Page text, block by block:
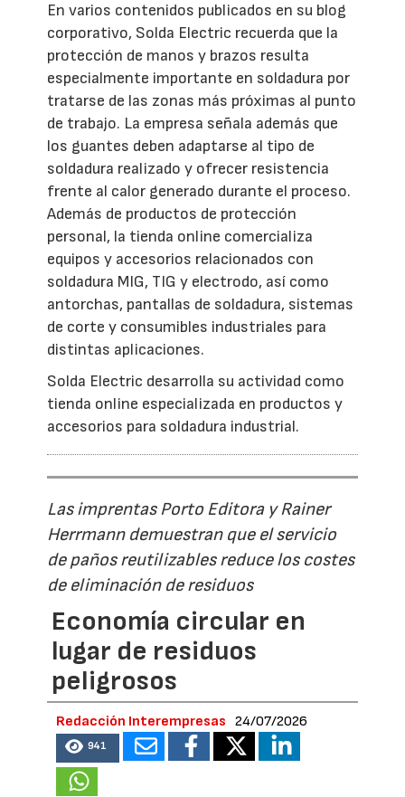
En varios contenidos publicados en su blog
corporativo, Solda Electric recuerda que la
protección de manos y brazos resulta
especialmente importante en soldadura por
tratarse de las zonas más próximas al punto
de trabajo. La empresa señala además que
los guantes deben adaptarse al tipo de
soldadura realizado y ofrecer resistencia
frente al calor generado durante el proceso.
Además de productos de protección
personal, la tienda online comercializa
equipos y accesorios relacionados con
soldadura MIG, TIG y electrodo, así como
antorchas, pantallas de soldadura, sistemas
de corte y consumibles industriales para
distintas aplicaciones.
Solda Electric desarrolla su actividad como
tienda online especializada en productos y
accesorios para soldadura industrial.
Las imprentas Porto Editora y Rainer
Herrmann demuestran que el servicio
de paños reutilizables reduce los costes
de eliminación de residuos
Economía circular en
lugar de residuos
peligrosos
Redacción Interempresas 24/07/2026
941